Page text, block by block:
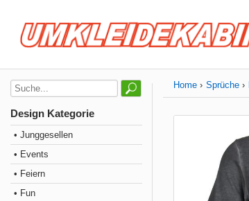
Design Kategorie
• Junggesellen
• Events
• Feiern
• Fun
Home Sprüche